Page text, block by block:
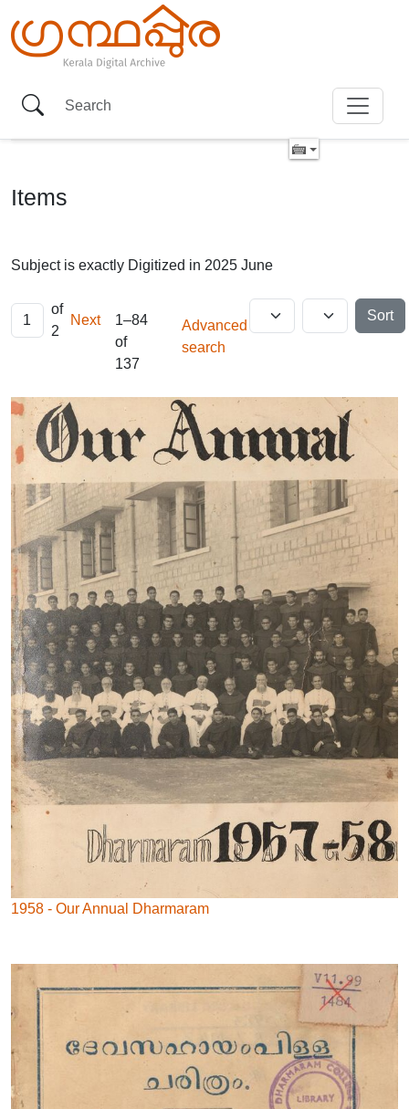
Items
Subject is exactly Digitized in 2025 June
of
2
Next
1–84
of
137
Advanced
search
Sort
1958 - Our Annual Dharmaram